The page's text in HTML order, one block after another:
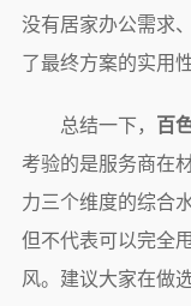
没有居家办公需求
了最终方案的实用性
总结一下， 百
考验的是服务商在
力三个维度的综合
但不代表可以完全
风。建议大家在做